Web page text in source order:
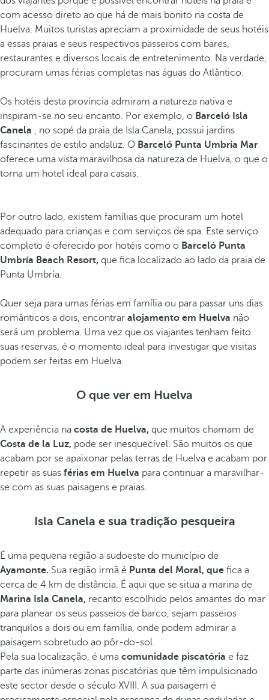
com acesso direto ao que há de mais bonito na costa de
Huelva. Muitos turistas apreciam a proximidade de seus hotéis
a essas praias e seus respectivos passeios com bares,
restaurantes e diversos locais de entretenimento. Na verdade,
procuram umas férias completas nas águas do Atlântico.
Os hotéis desta província admiram a natureza nativa e
inspiram-se no seu encanto. Por exemplo, o Barceló Isla
Canela , no sopé da praia de Isla Canela, possui jardins
fascinantes de estilo andaluz. O Barceló Punta Umbría Mar
oferece uma vista maravilhosa da natureza de Huelva, o que o
torna um hotel ideal para casais.
Por outro lado, existem famílias que procuram um hotel
adequado para crianças e com serviços de spa. Este serviço
completo é oferecido por hotéis como o Barceló Punta
Umbría Beach Resort, que fica localizado ao lado da praia de
Punta Umbría.
Quer seja para umas férias em família ou para passar uns dias
românticos a dois, encontrar alojamento em Huelva não
será um problema. Uma vez que os viajantes tenham feito
suas reservas, é o momento ideal para investigar que visitas
podem ser feitas em Huelva.
O que ver em Huelva
A experiência na costa de Huelva, que muitos chamam de
Costa de la Luz, pode ser inesquecível. São muitos os que
acabam por se apaixonar pelas terras de Huelva e acabam por
repetir as suas férias em Huelva para continuar a maravilhar-
se com as suas paisagens e praias.
Isla Canela e sua tradição pesqueira
É uma pequena região a sudoeste do município de
Ayamonte. Sua região irmã é Punta del Moral, que fica a
cerca de 4 km de distância. É aqui que se situa a marina de
Marina Isla Canela, recanto escolhido pelos amantes do mar
para planear os seus passeios de barco, sejam passeios
tranquilos a dois ou em família, onde podem admirar a
paisagem sobretudo ao pôr-do-sol.
Pela sua localização, é uma comunidade piscatória e faz
parte das inúmeras zonas piscatórias que têm impulsionado
este sector desde o século XVIII. A sua paisagem é